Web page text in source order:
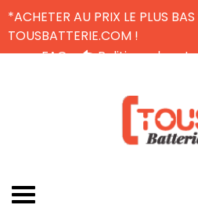
*ACHETER AU PRIX LE PLUS
TOUSBATTERIE.COM !
FAQ
Politique de